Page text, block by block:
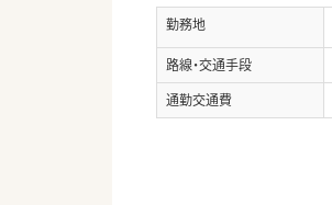
勤務地
路線・交通手段
通勤交通費